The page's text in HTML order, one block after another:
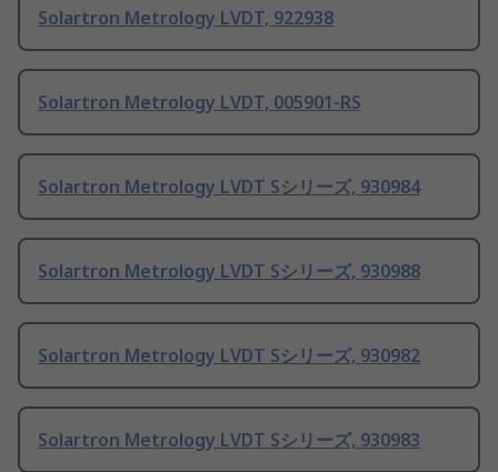
Solartron Metrology LVDT, 922938
Solartron Metrology LVDT, 005901-RS
Solartron Metrology LVDT Sシリーズ, 930984
Solartron Metrology LVDT Sシリーズ, 930988
Solartron Metrology LVDT Sシリーズ, 930982
Solartron Metrology LVDT Sシリーズ, 930983